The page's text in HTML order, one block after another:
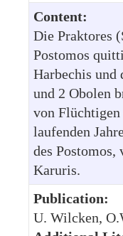
Content:
Die Praktores
Postomos
Harbechis und
und 2 Obolen
von Flüchtigen
laufenden
des Postomos,
Karuris.
Publication:
U. Wilcken,